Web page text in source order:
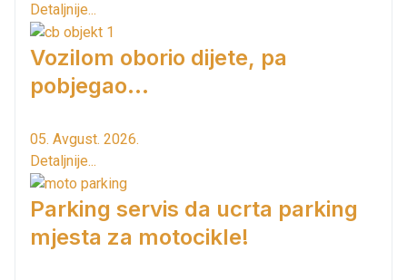
Detaljnije...
Vozilom oborio dijete, pa
pobjegao...
05. Avgust. 2026.
Detaljnije...
Parking servis da ucrta parking
mjesta za motocikle!